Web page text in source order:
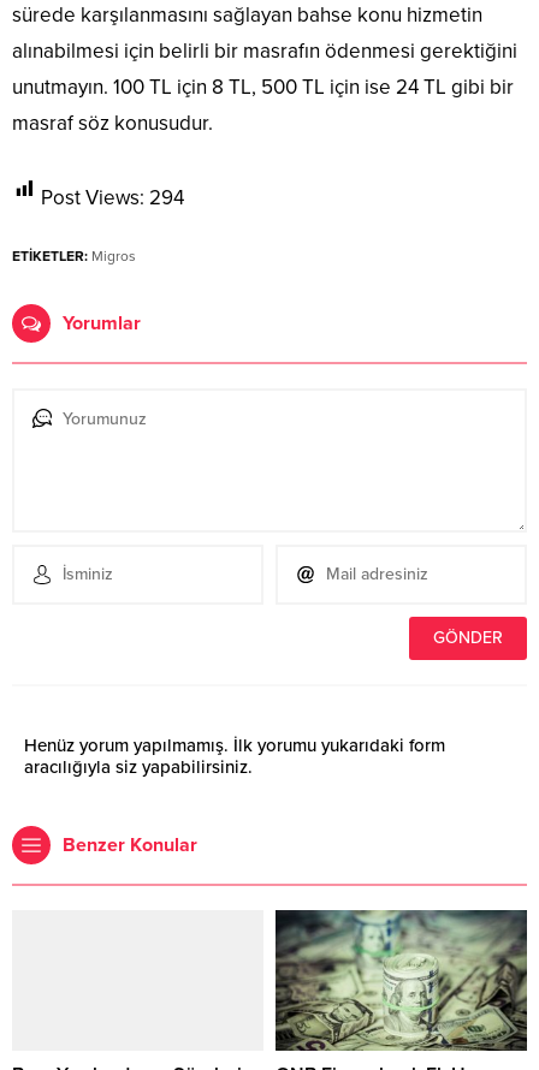
sürede karşılanmasını sağlayan bahse konu hizmetin
alınabilmesi için belirli bir masrafın ödenmesi gerektiğini
unutmayın. 100 TL için 8 TL, 500 TL için ise 24 TL gibi bir
masraf söz konusudur.
Post Views: 294
ETİKETLER: Migros
Yorumlar
Henüz yorum yapılmamış. İlk yorumu yukarıdaki form
aracılığıyla siz yapabilirsiniz.
Benzer Konular